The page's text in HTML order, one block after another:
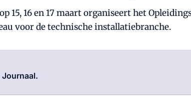
15, 16 en 17 maart organiseert het
voor de technische installatiebranche.